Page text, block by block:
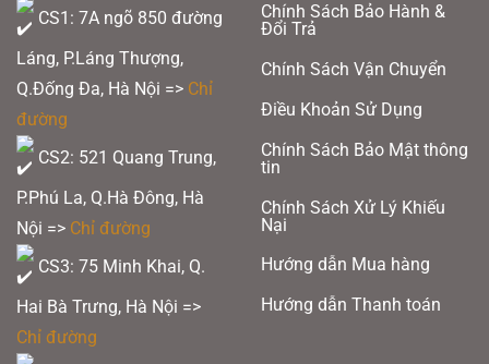
CS1: 7A ngõ 850 đường
Láng, P.Láng Thượng,
Q.Đống Đa, Hà Nội => Chỉ
đường
CS2: 521 Quang Trung,
P.Phú La, Q.Hà Đông, Hà
Nội => Chỉ đường
CS3: 75 Minh Khai, Q.
Hai Bà Trưng, Hà Nội =>
Chỉ đường
Chính Sách Bảo Hành &
Đổi Trả
Chính Sách Vận Chuyển
Điều Khoản Sử Dụng
Chính Sách Bảo Mật thông
tin
Chính Sách Xử Lý Khiếu
Nại
Hướng dẫn Mua hàng
Hướng dẫn Thanh toán